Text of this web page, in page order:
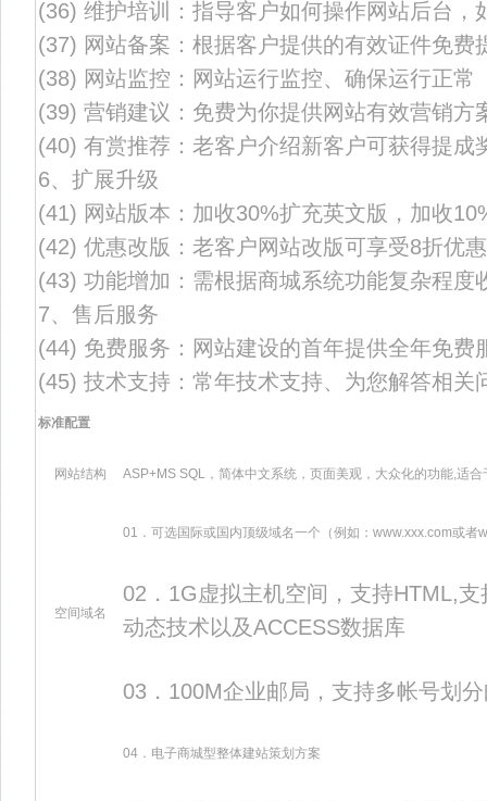
(36) 维护培训：指导客户如何操作网站后台，
(37) 网站备案：根据客户提供的有效证件免费
(38) 网站监控：网站运行监控、确保运行正常
(39) 营销建议：免费为你提供网站有效营销方
(40) 有赏推荐：老客户介绍新客户可获得提成
6、扩展升级
(41) 网站版本：加收30%扩充英文版，加收
(42) 优惠改版：老客户网站改版可享受8折优
(43) 功能增加：需根据商城系统功能复杂程度
7、售后服务
(44) 免费服务：网站建设的首年提供全年免费
(45) 技术支持：常年技术支持、为您解答相关
标准配置
网站结构 ASP+MS SQL，简体中文系统，页面美观，大众化的功能,适
空间域名
01．可选国际或国内顶级域名一个（例如：www.xxx.com或者
02．1G虚拟主机空间，支持HTML,
动态技术以及ACCESS数据库
03．100M企业邮局，支持多帐号划
04．电子商城型整体建站策划方案